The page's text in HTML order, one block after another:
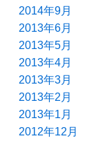
2014年9月
2013年6月
2013年5月
2013年4月
2013年3月
2013年2月
2013年1月
2012年12月